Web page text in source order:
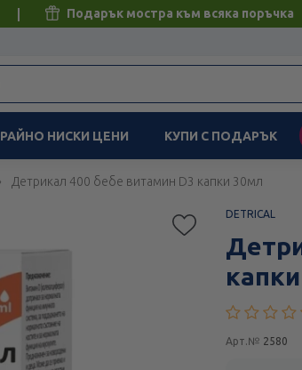
Подарък мостра към всяка поръчка
НИСКИ ЦЕНИ КУПИ С ПОДАРЪК
Детрикал 400 бебе витамин D3 капки 30мл
DETRICAL
Арт.№ 2580